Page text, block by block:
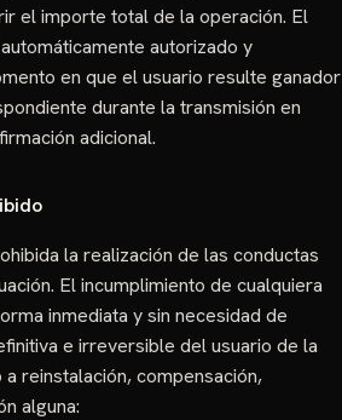
el importe total de la operación. El
autorizado y
en que el usuario resulte ganador
durante la transmisión en
adicional.
la realización de las conductas
El incumplimiento de cualquiera
inmediata y sin necesidad de
e irreversible del usuario de la
reinstalación, compensación,
alguna: